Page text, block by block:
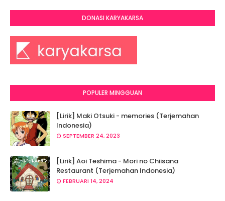
DONASI KARYAKARSA
POPULER MINGGUAN
[Lirik] Maki Otsuki - memories (Terjemahan
Indonesia)
SEPTEMBER 24, 2023
[Lirik] Aoi Teshima - Mori no Chiisana
Restaurant (Terjemahan Indonesia)
FEBRUARI 14, 2024